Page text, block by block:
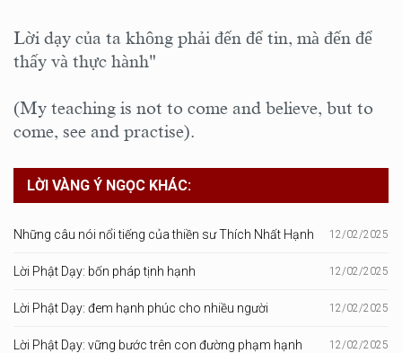
Lời dạy của ta không phải đến để tin, mà đến để
thấy và thực hành"
(My teaching is not to come and believe, but to
come, see and practise).
LỜI VÀNG Ý NGỌC KHÁC:
Những câu nói nổi tiếng của thiền sư Thích Nhất Hạnh 12/02/2025
Lời Phật Dạy: bốn pháp tịnh hạnh 12/02/2025
Lời Phật Dạy: đem hạnh phúc cho nhiều người 12/02/2025
Lời Phật Dạy: vững bước trên con đường phạm hạnh 12/02/2025